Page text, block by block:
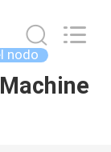
nodo